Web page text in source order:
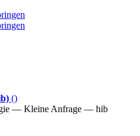
()
— Kleine Anfrage — hib